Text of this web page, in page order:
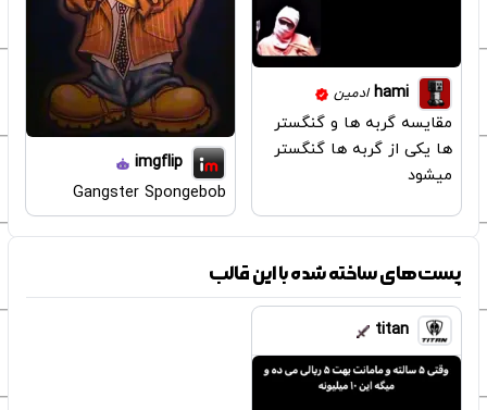
hami ادمین
مقایسه گربه ها و گنگستر
ها یکی از گربه ها گنگستر
میشود
imgflip
Gangster Spongebob
پست‌های ساخته شده با این قالب
titan